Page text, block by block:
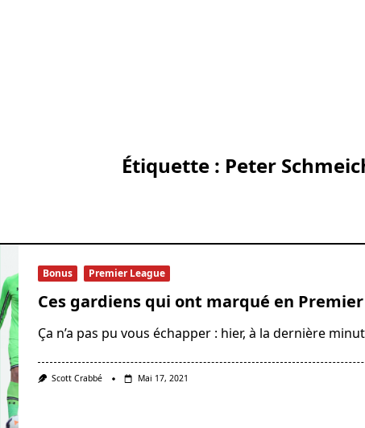
Étiquette : Peter
Bonus Premier League
Ces gardiens qui ont marqué en
Ça n’a pas pu vous échapper : hier, à la dernière
Scott Crabbé Mai 17, 2021